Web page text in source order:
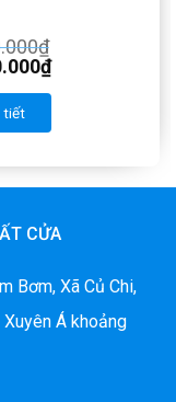
₫
₫
tiết
CỬA
Bơm, Xã Củ Chi,
Xuyên Á khoảng